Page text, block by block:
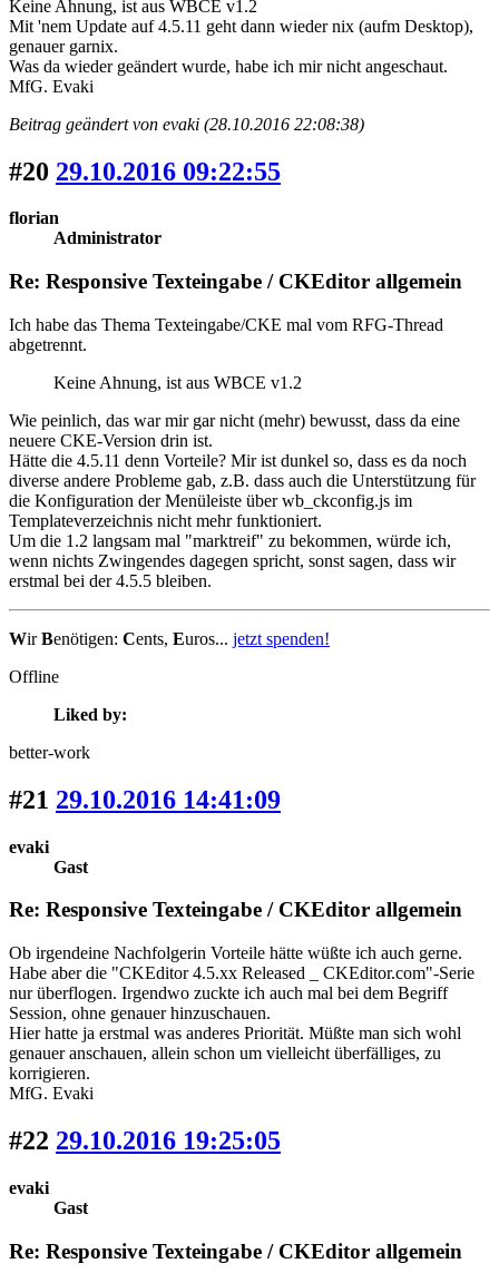
Keine Ahnung, ist aus WBCE v1.2
Mit 'nem Update auf 4.5.11 geht dann wieder nix (aufm Desktop),
genauer garnix.
Was da wieder geändert wurde, habe ich mir nicht angeschaut.
MfG. Evaki
Beitrag geändert von evaki (28.10.2016 22:08:38)
#20 29.10.2016 09:22:55
florian
Administrator
Re: Responsive Texteingabe / CKEditor allgemein
Ich habe das Thema Texteingabe/CKE mal vom RFG-Thread
abgetrennt.
Keine Ahnung, ist aus WBCE v1.2
Wie peinlich, das war mir gar nicht (mehr) bewusst, dass da eine
neuere CKE-Version drin ist.
Hätte die 4.5.11 denn Vorteile? Mir ist dunkel so, dass es da noch
diverse andere Probleme gab, z.B. dass auch die Unterstützung für
die Konfiguration der Menüleiste über wb_ckconfig.js im
Templateverzeichnis nicht mehr funktioniert.
Um die 1.2 langsam mal "marktreif" zu bekommen, würde ich,
wenn nichts Zwingendes dagegen spricht, sonst sagen, dass wir
erstmal bei der 4.5.5 bleiben.
WirBenötigen: Cents, Euros... jetzt spenden!
Offline
Liked by:
better-work
#21 29.10.2016 14:41:09
evaki
Gast
Re: Responsive Texteingabe / CKEditor allgemein
Ob irgendeine Nachfolgerin Vorteile hätte wüßte ich auch gerne.
Habe aber die "CKEditor 4.5.xx Released _ CKEditor.com"-Serie
nur überflogen. Irgendwo zuckte ich auch mal bei dem Begriff
Session, ohne genauer hinzuschauen.
Hier hatte ja erstmal was anderes Priorität. Müßte man sich wohl
genauer anschauen, allein schon um vielleicht überfälliges, zu
korrigieren.
MfG. Evaki
#22 29.10.2016 19:25:05
evaki
Gast
Re: Responsive Texteingabe / CKEditor allgemein